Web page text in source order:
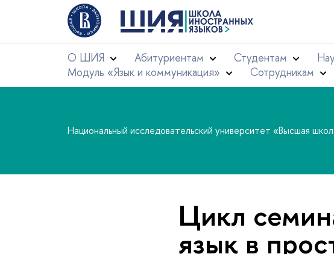
О ШИЯ Абитуриентам Студентам
Модуль «Язык и коммуникация»
Сотрудникам
Национальный исследовательский университет «Высшая
Цикл
язык в